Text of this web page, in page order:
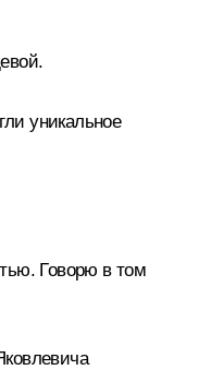
уникальное
Говорю в том